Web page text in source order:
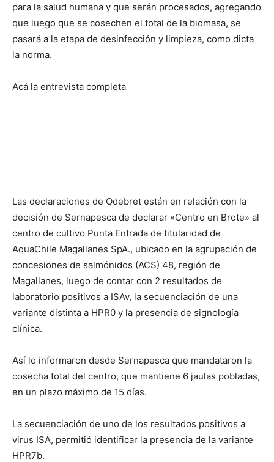
para la salud humana y que serán procesados, agregando
que luego que se cosechen el total de la biomasa, se
pasará a la etapa de desinfección y limpieza, como dicta
la norma.
Acá la entrevista completa
Las declaraciones de Odebret están en relación con la
decisión de Sernapesca de declarar «Centro en Brote» al
centro de cultivo Punta Entrada de titularidad de
AquaChile Magallanes SpA., ubicado en la agrupación de
concesiones de salmónidos (ACS) 48, región de
Magallanes, luego de contar con 2 resultados de
laboratorio positivos a ISAv, la secuenciación de una
variante distinta a HPR0 y la presencia de signología
clínica.
Así lo informaron desde Sernapesca que mandataron la
cosecha total del centro, que mantiene 6 jaulas pobladas,
en un plazo máximo de 15 días.
La secuenciación de uno de los resultados positivos a
virus ISA, permitió identificar la presencia de la variante
HPR7b.